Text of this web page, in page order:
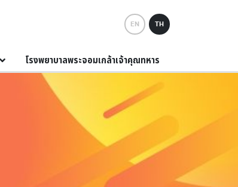
EN TH
โรงพยาบาลพระจอมเกล้าเจ้าคุณทหาร